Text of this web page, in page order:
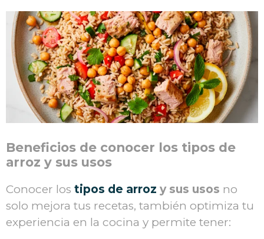
Beneficios de conocer los tipos de
arroz y sus usos
Conocer los tipos de arroz y sus usos no
solo mejora tus recetas, también optimiza tu
experiencia en la cocina y permite tener: